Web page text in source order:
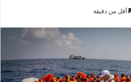
أقل من دقيقة